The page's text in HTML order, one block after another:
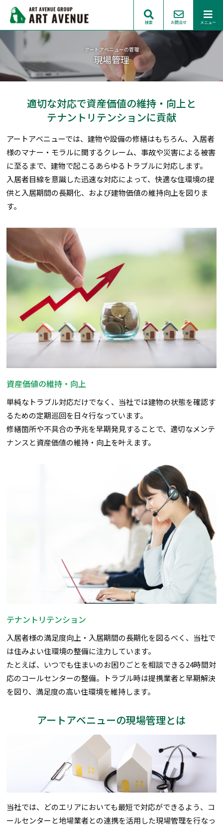
検索 お問合せ メニュー
アートアベニューの管理
現場管理
適切な対応で資産価値の維持・向上と
テナントリテンションに貢献
アートアベニューでは、建物や設備の修繕はもちろん、入居者
様のマナー・モラルに関するクレーム、事故や災害による被害
に至るまで、建物で起こるあらゆるトラブルに対応します。
入居者目線を意識した迅速な対応によって、快適な住環境の提
供と入居期間の長期化、および建物価値の維持向上を図りま
す。
資産価値の維持・向上
単純なトラブル対応だけでなく、当社では建物の状態を確認す
るための定期巡回を日々行なっています。
修繕箇所や不具合の予兆を早期発見することで、適切なメンテ
ナンスと資産価値の維持・向上を叶えます。
テナントリテンション
入居者様の満足度向上・入居期間の長期化を図るべく、当社で
は住みよい住環境の整備に注力しています。
たとえば、いつでも住まいのお困りごとを相談できる24時間対
応のコールセンターの整備。トラブル時は提携業者と早期解決
を図り、満足度の高い住環境を維持します。
アートアベニューの現場管理とは
当社では、どのエリアにおいても最短で対応ができるよう、コ
ールセンターと地場業者との連携を活用した現場管理を行なっ